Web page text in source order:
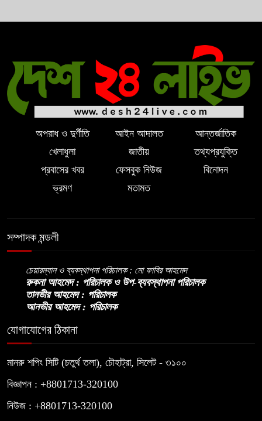
অপরাধ ও দুর্ণীতি আইন আদালত
আন্তর্জাতিক
খেলাধুলা
জাতীয়
তথ্যপ্রযুক্তি
প্রবাসের খবর
ফেসবুক নিউজ
বিনোদন
ভ্রমণ
মতামত
সম্পাদক মন্ডলী
চেয়ারম্যান ও ব্যবস্থাপনা পরিচালক : মো ফাবির আহমেদ
রুকনা আহমেদ : পরিচালক ও উপ-ব্যবস্থাপনা পরিচালক
তানভীর আহমেদ : পরিচালক
আনভীর আহমেদ : পরিচালক
যোগাযোগের ঠিকানা
মানরু শপিং সিটি (চতুর্থ তলা), চৌহাট্রা, সিলেট - ৩১০০
বিজ্ঞাপন : +8801713-320100
নিউজ : +8801713-320100